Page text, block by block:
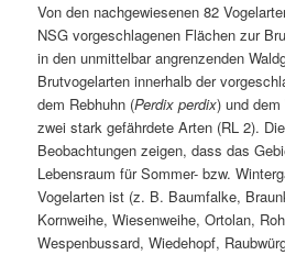
Von den nachgewiesenen 82
NSG vorgeschlagenen Flächen zur
in den unmittelbar angrenzenden
Brutvogelarten innerhalb der
dem Rebhuhn (Perdix perdix) und
zwei stark gefährdete Arten (RL 2).
Beobachtungen zeigen, dass das
Lebensraum für Sommer- bzw.
Vogelarten ist (z. B. Baumfalke,
Kornweihe, Wiesenweihe, Ortolan,
Wespenbussard, Wiedehopf,